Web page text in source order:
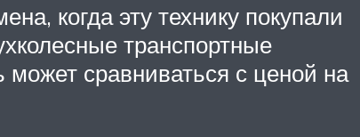
когда эту технику покупали
транспортные
может сравниваться с ценой на